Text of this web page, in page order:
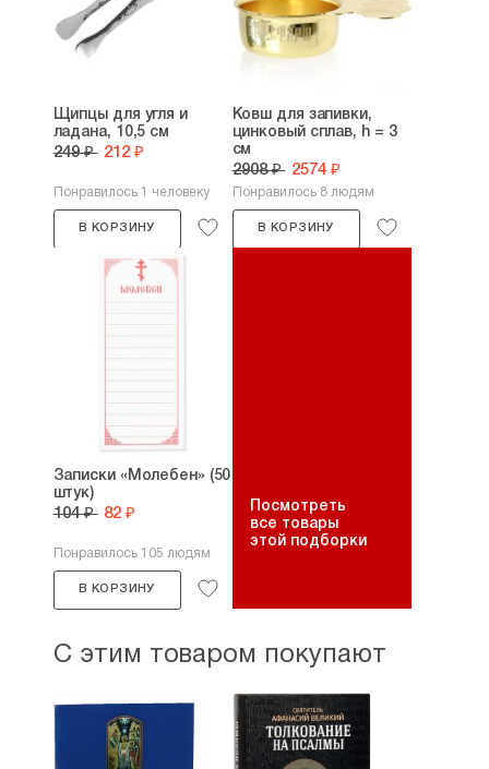
Щипцы для угля и
ладана, 10,5 см
249 ₽ 212 ₽
Понравилось 1 человеку
В КОРЗИНУ
Ковш для запивки,
цинковый сплав, h = 3
см
2908 ₽ 2574 ₽
Понравилось 8 людям
В КОРЗИНУ
Записки «Молебен» (50
штук)
104 ₽ 82 ₽
Понравилось 105 людям
В КОРЗИНУ
Посмотреть
все товары
этой подборки
С этим товаром покупают